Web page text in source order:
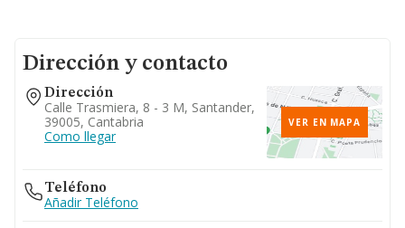
Dirección y contacto
Dirección
Calle Trasmiera, 8 - 3 M, Santander,
39005, Cantabria
Como llegar
VER EN MAPA
Teléfono
Añadir Teléfono